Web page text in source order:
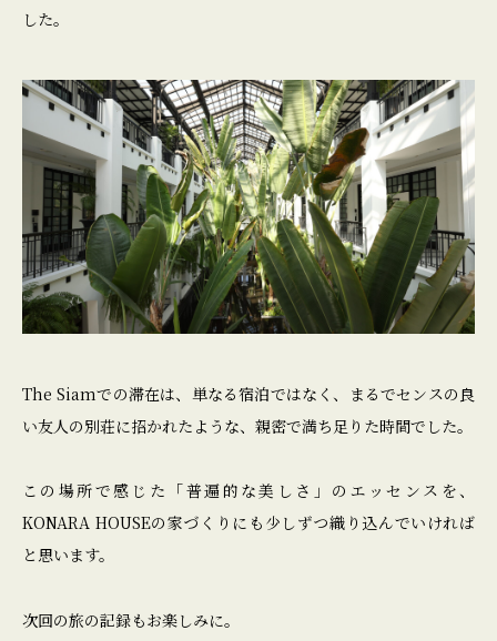
した。
The Siamでの滞在は、単なる宿泊ではなく、まるでセンスの良
い友人の別荘に招かれたような、親密で満ち足りた時間でした。
この場所で感じた「普遍的な美しさ」のエッセンスを、
KONARA HOUSEの家づくりにも少しずつ織り込んでいければ
と思います。
次回の旅の記録もお楽しみに。